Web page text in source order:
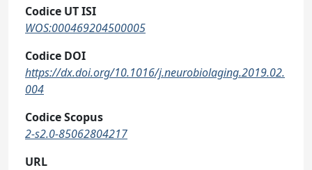
Codice UT ISI
WOS:000469204500005
Codice DOI
https://dx.doi.org/10.1016/j.neurobiolaging.2019.02.
004
Codice Scopus
2-s2.0-85062804217
URL